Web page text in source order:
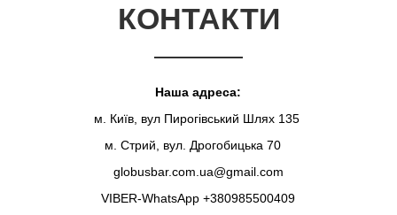
КОНТАКТИ
Наша адреса:
м. Київ, вул Пирогівський Шлях 135
м. Стрий, вул. Дрогобицька 70
globusbar.com.ua@gmail.com
VIBER-WhatsApp +380985500409